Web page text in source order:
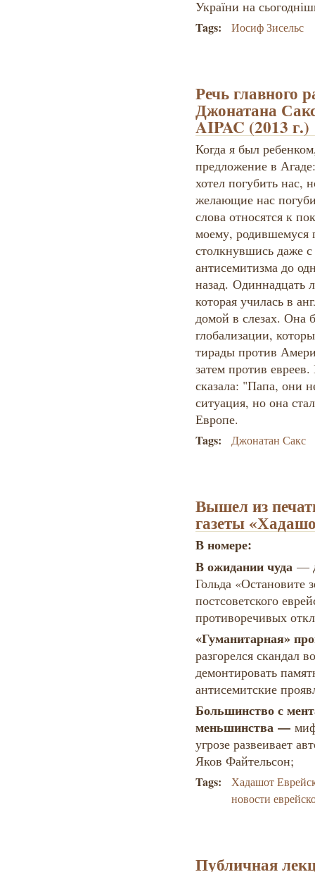
України на
Tags: Иосиф Зисельс
Речь главного
Джонатана
AIPAC (2013 г.)
Когда я был
предложение в
хотел погубить нас,
желающие нас
слова относятся к
моему, родившемуся
столкнувшись даже
антисемитизма до
назад. Одиннадцать
которая училась в
домой в слезах. Она
глобализации,
тирады против
затем против
сказала: "Папа, они
ситуация, но она
Европе.
Tags: Джонатан Сакс
Вышел из
газеты
В номере:
В ожидании чуда—
Гольда
постсоветского
противоречивых
«Гуманитарная»
разгорелся скандал
демонтировать
антисемитские
Большинство с
меньшинства —
угрозе развеивает
Яков Файтельсон;
Tags:
Хадашот
новости
Публичная